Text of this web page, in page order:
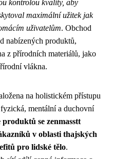
kontrolou kvality, aby
maximální užitek jak
uživatelům. Obchod
nabízených produktů,
z přírodních materiálů, jako
vlákna.
na holistickém přístupu
mentální a duchovní
se zenmasstt
v oblasti thajských
pro lidské tělo.